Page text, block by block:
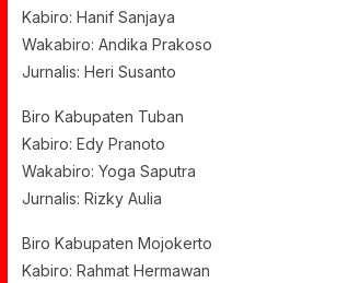
Kabiro: Hanif Sanjaya
Wakabiro: Andika Prakoso
Jurnalis: Heri Susanto
Biro Kabupaten Tuban
Kabiro: Edy Pranoto
Wakabiro: Yoga Saputra
Jurnalis: Rizky Aulia
Biro Kabupaten Mojokerto
Kabiro: Rahmat Hermawan